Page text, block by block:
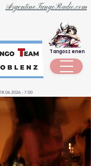
ArgentineTangoRadio.com
Tangoszenen
18.06.2026 - 7:00